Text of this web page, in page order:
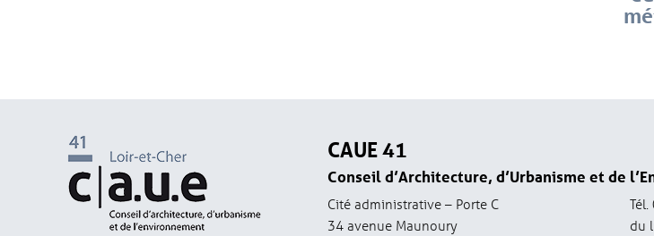
CAUE 41
Conseil d’Architecture, d’Urbanisme et de
Cité administrative – Porte C
34 avenue Maunoury
du